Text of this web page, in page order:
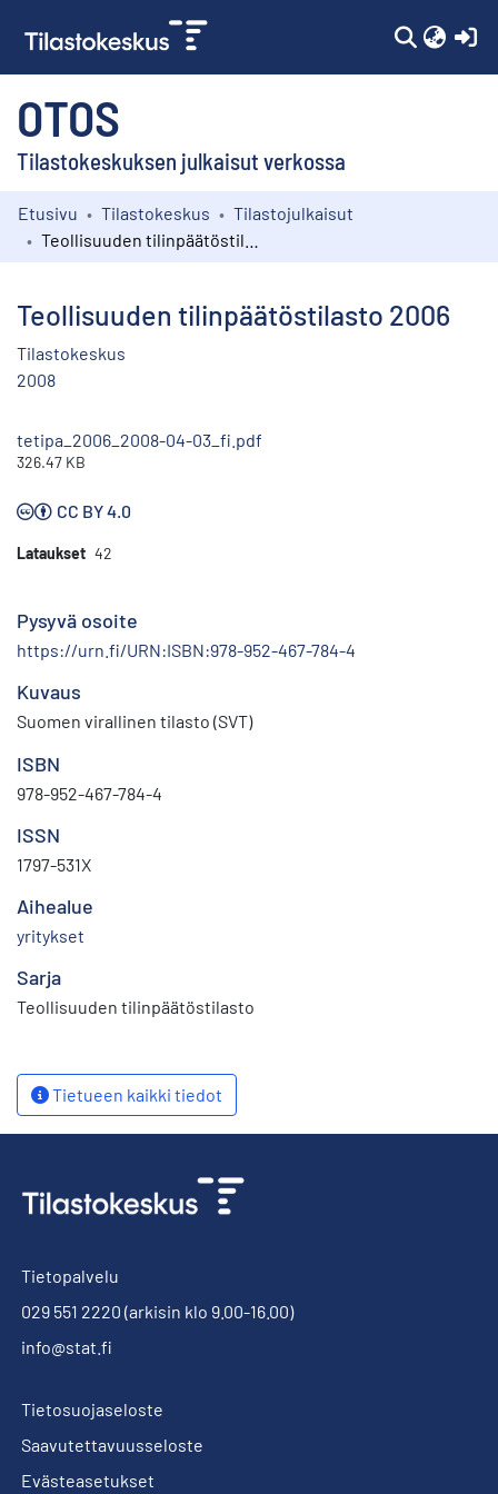
OTOS
Tilastokeskuksen julkaisut verkossa
Kokoelmat
Etusivu Tilastokeskus
Tilastojulkaisut
Teollisuuden tilinpäätöstilasto 2006
Tilastokeskus
2008
tetipa_2006_2008-04-03_fi.pdf
326.47 KB
CC BY 4.0
Lataukset 42
Pysyvä osoite
https://urn.fi/URN:ISBN:978-952-467-784-4
Kuvaus
Suomen virallinen tilasto (SVT)
ISBN
978-952-467-784-4
ISSN
1797-531X
Aihealue
yritykset
Sarja
Teollisuuden tilinpäätöstilasto
Tietueen kaikki tiedot
Tietopalvelu
029 551 2220 (arkisin klo 9.00-16.00)
info@stat.fi
Tietosuojaseloste
Saavutettavuusseloste
Evästeasetukset